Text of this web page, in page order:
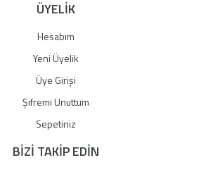
ÜYELİK
Hesabım
Yeni Üyelik
Üye Girişi
Şifremi Unuttum
Sepetiniz
BİZİ TAKİP EDİN